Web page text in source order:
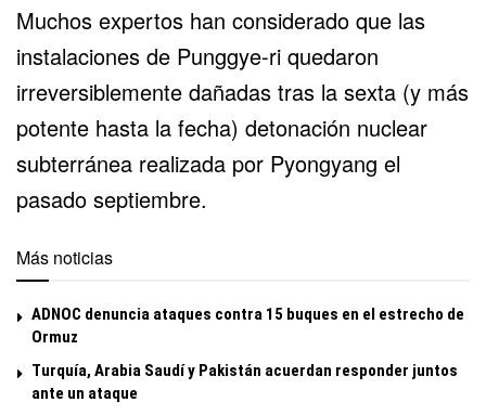
Muchos expertos han considerado que las
instalaciones de Punggye-ri quedaron
irreversiblemente dañadas tras la sexta (y más
potente hasta la fecha) detonación nuclear
subterránea realizada por Pyongyang el
pasado septiembre.
Más noticias
ADNOC denuncia ataques contra 15 buques en el estrecho de
Ormuz
Turquía, Arabia Saudí y Pakistán acuerdan responder juntos
ante un ataque